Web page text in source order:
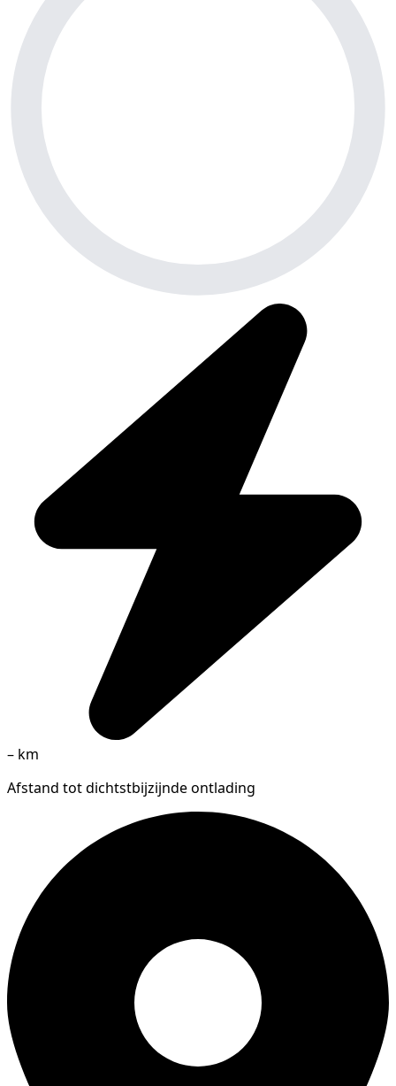
– km
Afstand tot dichtstbijzijnde ontlading